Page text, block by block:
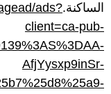
الساكنة.ads?
client=ca-pub-
AfjYysxp9inSr-